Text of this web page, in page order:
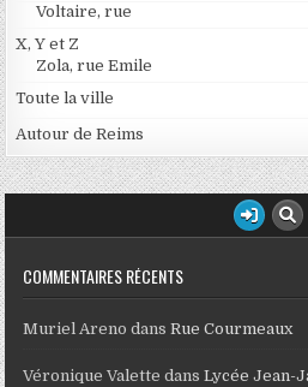
Voltaire, rue
X, Y et Z
Zola, rue Emile
Toute la ville
Autour de Reims
COMMENTAIRES RÉCENTS
Muriel Areno dansRue Courmeaux
Véronique Valette dansLycée Jean-